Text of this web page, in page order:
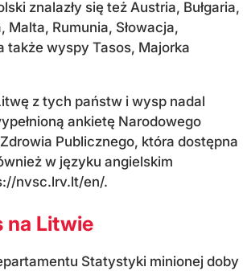
znalazły się też Austria, Bułgaria,
Malta, Rumunia, Słowacja,
także wyspy Tasos, Majorka
z tych państw i wysp nadal
ankietę Narodowego
Publicznego, która dostępna
w języku angielskim
nvsc.lrv.lt/en/.
na Litwie
Statystyki minionej doby